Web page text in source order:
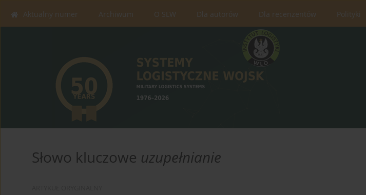
Aktualny numer Archiwum O SLW Dla autorów Dla recenzentów Polityki
Słowo kluczowe uzupełnianie